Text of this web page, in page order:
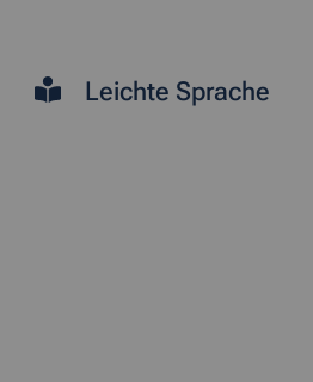
Leichte Sprache